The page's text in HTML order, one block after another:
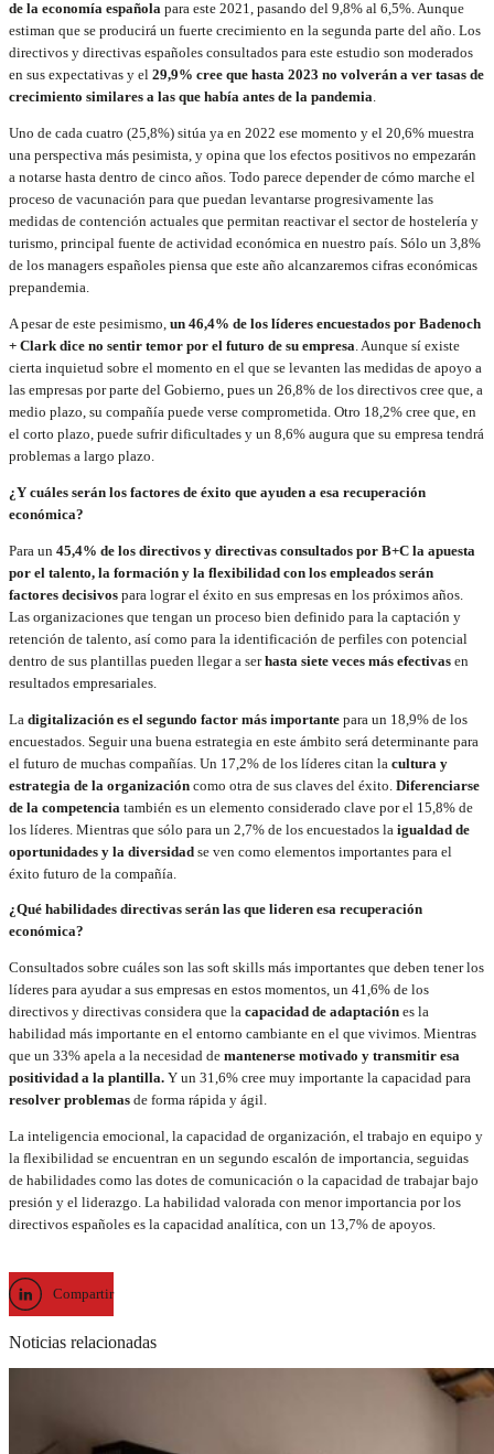
de la economía española para este 2021, pasando del 9,8% al 6,5%. Aunque
estiman que se producirá un fuerte crecimiento en la segunda parte del año. Los
directivos y directivas españoles consultados para este estudio son moderados
en sus expectativas y el 29,9% cree que hasta 2023 no volverán a ver tasas de
crecimiento similares a las que había antes de la pandemia
Uno de cada cuatro (25,8%) sitúa ya en 2022 ese momento y el 20,6% muestra
una perspectiva más pesimista, y opina que los efectos positivos no empezarán
a notarse hasta dentro de cinco años. Todo parece depender de cómo marche el
proceso de vacunación para que puedan levantarse progresivamente las
medidas de contención actuales que permitan reactivar el sector de hostelería y
turismo, principal fuente de actividad económica en nuestro país. Sólo un 3,8%
de los managers españoles piensa que este año alcanzaremos cifras económicas
prepandemia.
A pesar de este pesimismo, un 46,4% de los líderes encuestados por Badenoch
+ Clark dice no sentir temor por el futuro de su empresa . Aunque sí existe
cierta inquietud sobre el momento en el que se levanten las medidas de apoyo a
las empresas por parte del Gobierno, pues un 26,8% de los directivos cree que, a
medio plazo, su compañía puede verse comprometida. Otro 18,2% cree que, en
el corto plazo, puede sufrir dificultades y un 8,6% augura que su empresa tendrá
problemas a largo plazo.
¿Y cuáles serán los factores de éxito que ayuden a esa recuperación
económica?
Para un 45,4% de los directivos y directivas consultados por B+C la apuesta
por el talento, la formación y la flexibilidad con los empleados serán
factores decisivos para lograr el éxito en sus empresas en los próximos años.
Las organizaciones que tengan un proceso bien definido para la captación y
retención de talento, así como para la identificación de perfiles con potencial
dentro de sus plantillas pueden llegar a serhasta siete veces más efectivas en
resultados empresariales.
La digitalización es el segundo factor más importante para un 18,9% de los
encuestados. Seguir una buena estrategia en este ámbito será determinante para
el futuro de muchas compañías. Un 17,2% de los líderes citan la cultura y
estrategia de la organización como otra de sus claves del éxito. Diferenciarse
de la competencia también es un elemento considerado clave por el 15,8% de
los líderes. Mientras que sólo para un 2,7% de los encuestados la igualdad de
oportunidades y la diversidad se ven como elementos importantes para el
éxito futuro de la compañía.
¿Qué habilidades directivas serán las que lideren esa recuperación
económica?
Consultados sobre cuáles son las soft skills más importantes que deben tener los
líderes para ayudar a sus empresas en estos momentos, un 41,6% de los
directivos y directivas considera que la capacidad de adaptación es la
habilidad más importante en el entorno cambiante en el que vivimos. Mientras
que un 33% apela a la necesidad de mantenerse motivado y transmitir esa
positividad a la plantilla. Y un 31,6% cree muy importante la capacidad para
resolver problemas de forma rápida y ágil.
La inteligencia emocional, la capacidad de organización, el trabajo en equipo y
la flexibilidad se encuentran en un segundo escalón de importancia, seguidas
de habilidades como las dotes de comunicación o la capacidad de trabajar bajo
presión y el liderazgo. La habilidad valorada con menor importancia por los
directivos españoles es la capacidad analítica, con un 13,7% de apoyos.
Compartir
Noticias relacionadas